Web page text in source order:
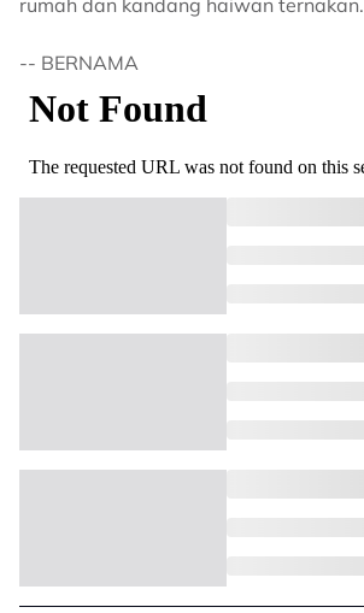
rumah dan kandang haiwan ternakan.
-- BERNAMA